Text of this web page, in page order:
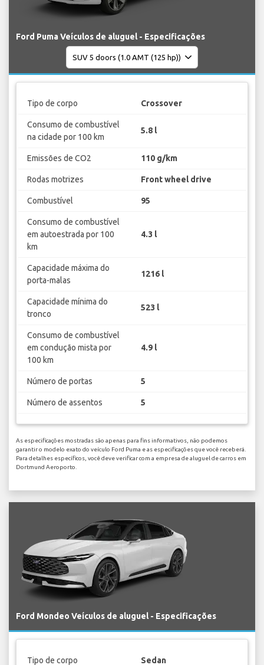
Ford Puma Veículos de aluguel - Especificações
Tipo de corpo Crossover
Consumo de combustível
na cidade por 100 km
5.8 l
Emissões de CO2 110 g/km
Rodas motrizes Front wheel drive
Combustível 95
Consumo de combustível
em autoestrada por 100
km
4.3 l
Capacidade máxima do
porta-malas
1216 l
Capacidade mínima do
tronco
523 l
Consumo de combustível
em condução mista por
100 km
4.9 l
Número de portas 5
Número de assentos 5
As especificações mostradas são apenas para fins informativos, não podemos
garantir o modelo exato do veículo Ford Puma e as especificações que você receberá.
Para detalhes específicos, você deve verificar com a empresa de aluguel de carros em
Dortmund Aeroporto.
Ford Mondeo Veículos de aluguel - Especificações
Tipo de corpo Sedan